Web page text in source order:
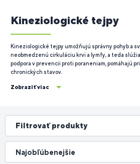
Kineziologické tejpy
Kineziologické tejpy umožňujú správny pohyb a
neobmedzenú cirkuláciu krvi a lymfy, a teda
podpora v prevencii proti poraneniam, pomáhajú
chronických stavov.
Zobraziť viac
Filtrovať produkty
Najobľúbenejšie